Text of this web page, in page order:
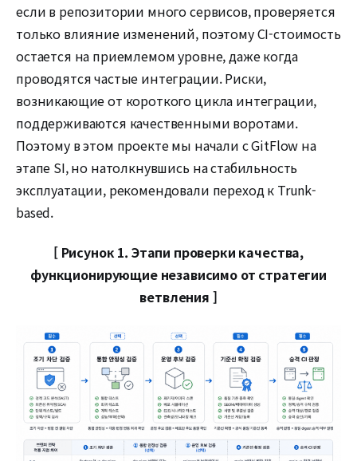
если в репозитории много сервисов, проверяется
только влияние изменений, поэтому CI-стоимость
остается на приемлемом уровне, даже когда
проводятся частые интеграции. Риски,
возникающие от короткого цикла интеграции,
поддерживаются качественными воротами.
Поэтому в этом проекте мы начали с GitFlow на
этапе SI, но натолкнувшись на стабильность
эксплуатации, рекомендовали переход к Trunk-
based.
[ Рисунок 1. Этапи проверки качества,
функционирующие независимо от стратегии
ветвления ]